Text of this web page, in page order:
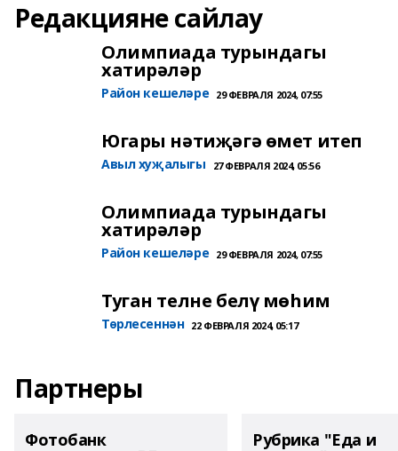
Редакцияне сайлау
Олимпиада турындагы
хатирәләр
Район кешеләре 29 ФЕВРАЛЯ 2024, 07:55
Югары нәтиҗәгә өмет итеп
Авыл хуҗалыгы 27 ФЕВРАЛЯ 2024, 05:56
Олимпиада турындагы
хатирәләр
Район кешеләре 29 ФЕВРАЛЯ 2024, 07:55
Туган телне белү мөһим
Төрлесеннән 22 ФЕВРАЛЯ 2024, 05:17
Партнеры
Фотобанк Рубрика "Еда и